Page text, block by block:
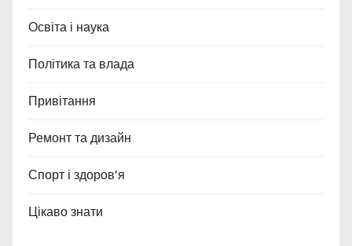
Освіта і наука
Політика та влада
Привітання
Ремонт та дизайн
Спорт і здоров’я
Цікаво знати